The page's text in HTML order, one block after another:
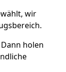
wir
Dann holen